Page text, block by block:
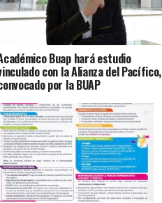
Buap hará estudio
con la Alianza del Pacífico,
por la BUAP